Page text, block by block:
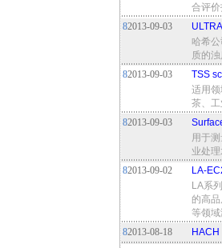
合评
82013-09-03
哈希
质的
82013-09-03
TSS
适用
茶、
82013-09-03
用于
业处
82013-09-02
LA-
LA系
的高
等领
82013-08-18